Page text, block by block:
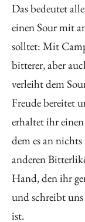
Das bedeutet
einen Sour mit
solltet: Mit
bitterer, aber
verleiht dem
Freude bereitet
erhaltet ihr
dem es an
anderen
Hand, den ihr
und schreibt
ist.